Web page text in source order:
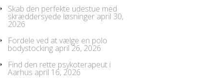
Skab den perfekte udestue med
skræddersyede løsninger april 30,
2026
Fordele ved at vælge en polo
bodystocking april 26, 2026
Find den rette psykoterapeut i
Aarhus april 16, 2026